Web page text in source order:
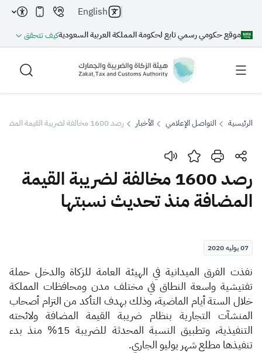
موقع حكومي رسمي تابع لحكومة المملكة العربية السعوديةكيف تتحقق
English
بحث
بحث بحث AI
اقتراحات
الإقرار الضريبي
التصرفات العقارية
الرئيسية التواصل الإعلامي الأخبار رصد 1600 مخالفة لضريبة القيمة المضافة منذ تحديث نسبتها
رصد 1600 مخالفة لضريبة القيمة
المضافة منذ تحديث نسبتها
07 يوليه 2020
​نفذت الفرق الميدانية في الهيئة العامة للزكاة والدخل حملة
تفتيشية واسعة النطاق في مختلف مدن ومحافظات المملكة
خلال الستة أيام الماضية، وذلك بهدف التأكد من التزام أصحاب
المنشآت التجارية بنظام ضريبة القيمة المضافة ولائحته
التنفيذية، وتطبيق النسبة المحدثة للضريبة 15% منذ بدء
تنفيذها مطلع شهر يوليو الجاري.